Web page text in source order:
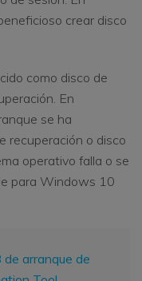
crear disco
como disco de
En
se ha
recuperación o disco
operativo falla o se
para Windows 10
arranque de